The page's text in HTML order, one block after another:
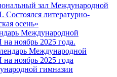
зал Международной
литературно-
осень»
Международной
ноябрь 2025 года